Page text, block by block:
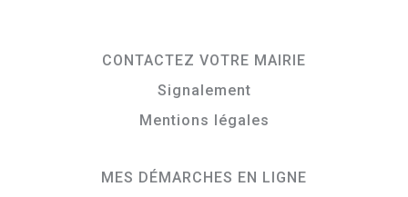
CONTACTEZ VOTRE MAIRIE
Signalement
Mentions légales
MES DÉMARCHES EN LIGNE